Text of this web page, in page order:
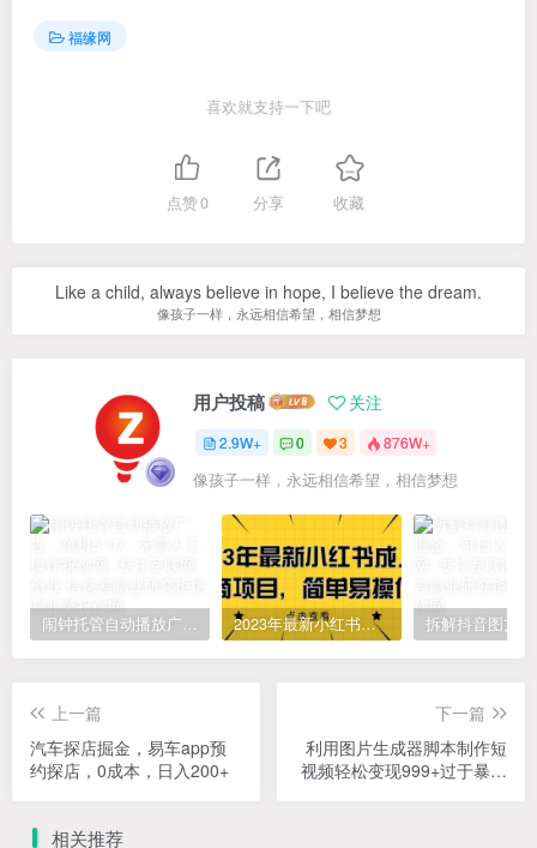
福缘网
喜欢就支持一下吧
点赞0 分享 收藏
Like a child, always believe in hope, I believe the dream.
像孩子一样，永远相信希望，相信梦想
用户投稿 关注
2.9W+ 0 3 876W+
像孩子一样，永远相信希望，相信梦想
闹钟托管自动播放广告，单机5-10，无需人工操作 2023年最新小红书成人电商项目，简单易操作【详细教程】
上一篇
汽车探店掘金，易车app预
约探店，0成本，日入200+
下一篇
利用图片生成器脚本制作短
视频轻松变现999+过于暴利
相关推荐